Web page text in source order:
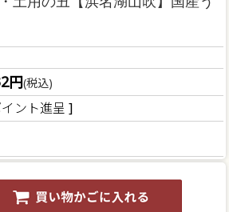
円(税込)
ント進呈 ]